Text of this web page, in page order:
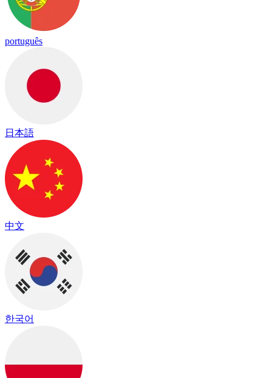
português
日本語
中文
한국어